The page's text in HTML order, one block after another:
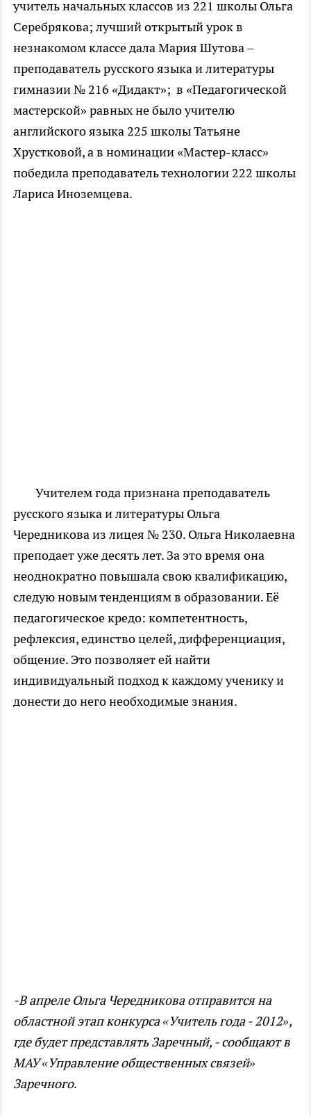
учитель начальных классов из 221 школы Ольга
Серебрякова; лучший открытый урок в
незнакомом классе дала Мария Шутова –
преподаватель русского языка и литературы
гимназии № 216 «Дидакт»; в «Педагогической
мастерской» равных не было учителю
английского языка 225 школы Татьяне
Хрустковой, а в номинации «Мастер-класс»
победила преподаватель технологии 222 школы
Лариса Иноземцева.
Учителем года признана преподаватель
русского языка и литературы Ольга
Чередникова из лицея № 230. Ольга Николаевна
преподает уже десять лет. За это время она
неоднократно повышала свою квалификацию,
следую новым тенденциям в образовании. Её
педагогическое кредо: компетентность,
рефлексия, единство целей, дифференциация,
общение. Это позволяет ей найти
индивидуальный подход к каждому ученику и
донести до него необходимые знания.
-В апреле Ольга Чередникова отправится на
областной этап конкурса «Учитель года - 2012»,
где будет представлять Заречный, - сообщают в
МАУ «Управление общественных связей»
Заречного.